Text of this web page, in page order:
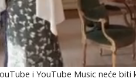
i YouTube Music neće